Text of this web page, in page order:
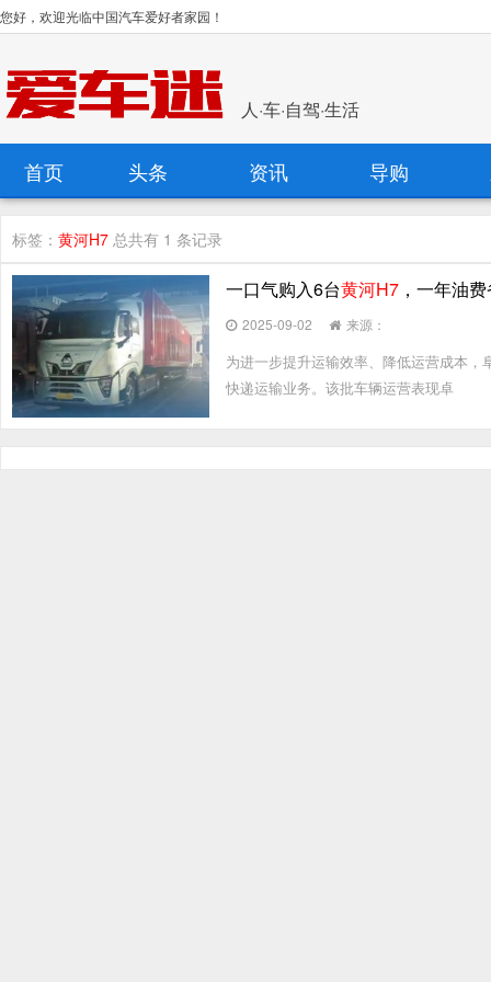
您好，欢迎光临中国汽车爱好者家园！
人·车·自驾·生活
首页 头条 资讯 导购
标签： 黄河H7 总共有 1 条记录
一口气购入6台黄河H7 ，一年油
2025-09-02 来源：
为进一步提升运输效率、降低运营成本
快递运输业务。该批车辆运营表现卓